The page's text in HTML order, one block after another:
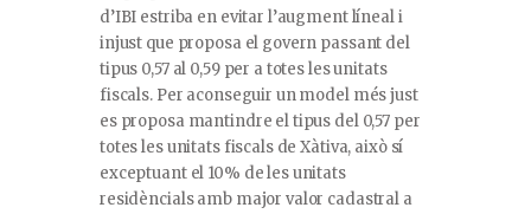
d’IBI estriba en evitar l’augment líneal i
injust que proposa el govern passant del
tipus 0,57 al 0,59 per a totes les unitats
fiscals. Per aconseguir un model més just
es proposa mantindre el tipus del 0,57 per
totes les unitats fiscals de Xàtiva, això sí
exceptuant el 10% de les unitats
residèncials amb major valor cadastral a